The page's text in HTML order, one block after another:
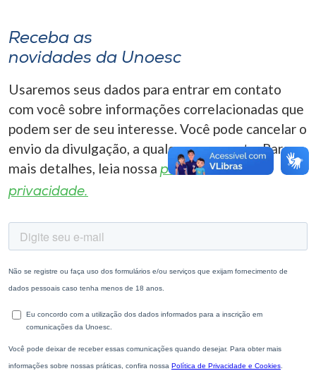
A-
Receba as
novidades da Unoesc
Usaremos seus dados para entrar em contato
com você sobre informações correlacionadas que
podem ser de seu interesse. Você pode cancelar o
envio da divulgação, a qualquer momento. Para
mais detalhes, leia nossa política de
privacidade.